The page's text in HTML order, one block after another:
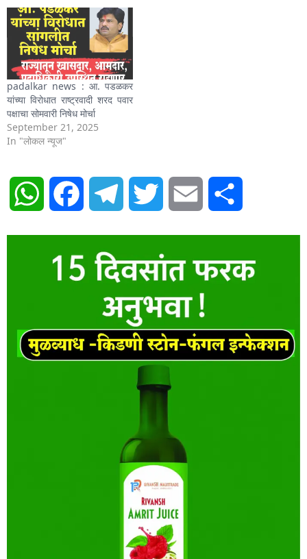
padalkar news : आ. पडळकर
यांच्या विरोधात राष्ट्रवादी शरद पवार
पक्षाचा सोमवारी निषेध मोर्चा
September 21, 2025
In "लोकल न्यूज"
WhatsAppFacebook Telegram Twitter Email